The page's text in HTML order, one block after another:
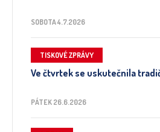
SOBOTA 4.7.2026
TISKOVÉ ZPRÁVY
Ve čtvrtek se uskutečnila
PÁTEK 26.6.2026